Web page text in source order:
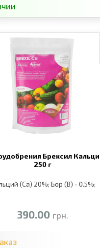
Брексил
250 г
(Ca) 20%; Бор (B) - 0.5%;
390.00 грн.